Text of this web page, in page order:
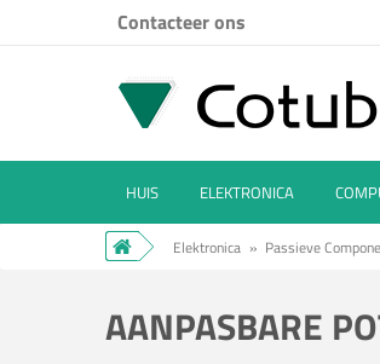
Contacteer ons
HUIS ELEKTRONICA
Elektronica » Passieve
AANPASBARE